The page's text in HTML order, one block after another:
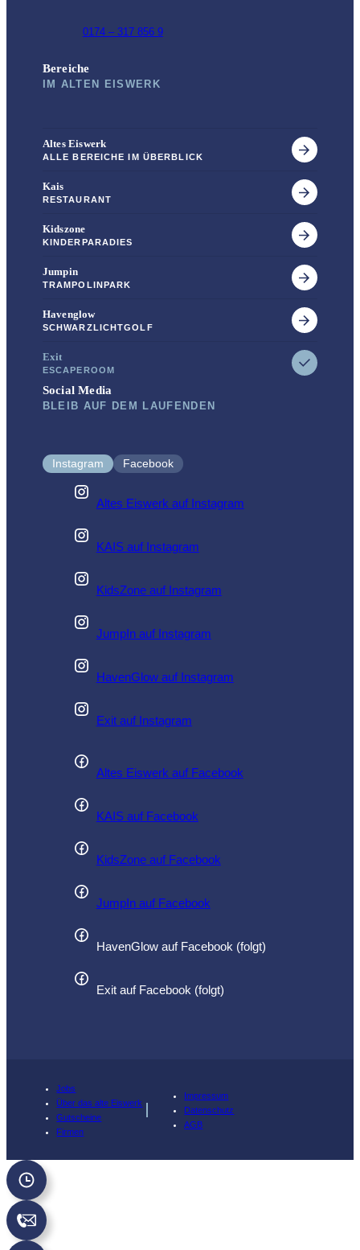
0174 – 317 856 9
Bereiche
IM ALTEN EISWERK
Altes Eiswerk
ALLE BEREICHE IM ÜBERBLICK
Kais
RESTAURANT
Kidszone
KINDERPARADIES
Jumpin
TRAMPOLINPARK
Havenglow
SCHWARZLICHTGOLF
Exit
ESCAPEROOM
Social Media
BLEIB AUF DEM LAUFENDEN
Instagram Facebook
Altes Eiswerk auf Instagram
KAIS auf Instagram
KidsZone auf Instagram
JumpIn auf Instagram
HavenGlow auf Instagram
Exit auf Instagram
Altes Eiswerk auf Facebook
KAIS auf Facebook
KidsZone auf Facebook
JumpIn auf Facebook
HavenGlow auf Facebook (folgt)
Exit auf Facebook (folgt)
Jobs
Über das alte Eiswerk
Gutscheine
Firmen
Impressum
Datenschutz
AGB